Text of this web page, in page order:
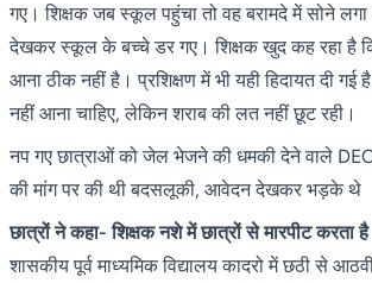
गए। शिक्षक जब स्कूल पहुंचा तो वह बरामदे में सोने
देखकर स्कूल के बच्चे डर गए। शिक्षक खुद कह रहा है
आना ठीक नहीं है। प्रशिक्षण में भी यही हिदायत दी
नहीं आना चाहिए, लेकिन शराब की लत नहीं छूट रही।
नप गए छात्राओं को जेल भेजने की धमकी देने वाले
की मांग पर की थी बदसलूकी, आवेदन देखकर भड़के थे
छात्रों ने कहा- शिक्षक नशे में छात्रों से मारपीट करता है
शासकीय पूर्व माध्यमिक विद्यालय कादरो में छठी से